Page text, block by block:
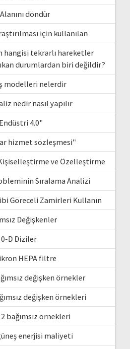
Alanını döndür
için kullanılan
hangisi tekrarlı hareketler
durumlardan biri değildir?
modelleri nelerdir
nedir nasıl yapılır
4.0"
hizmet sözleşmesi"
ve Özelleştirme
Sıralama Analizi
Göreceli Zamirleri Kullanın
Değişkenler
0-D Diziler
HEPA filtre
değişken örnekler
değişken örnekleri
2 bağımsız örnekleri
enerjisi maliyeti